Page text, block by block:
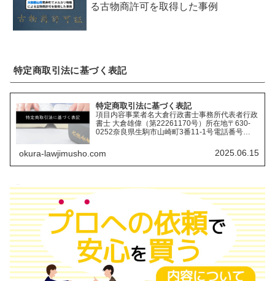
る古物商許可を取得した事例
特定商取引法に基づく表記
特定商取引法に基づく表記
項目内容事業者名大倉行政書士事務所代表者行政
書士 大倉雄偉（第22261170号）所在地〒630-
0252奈良県生駒市山崎町3番11-1号電話番号
9:00~18:00（不定休）サービス内容⑴古物...
okura-lawjimusho.com 2025.06.15